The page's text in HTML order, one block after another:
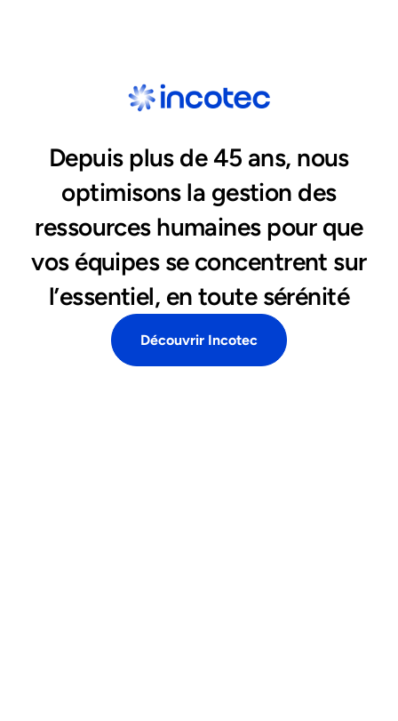
Depuis plus de 45 ans, nous
optimisons la gestion des
ressources humaines pour que
vos équipes se concentrent sur
l’essentiel, en toute sérénité
Découvrir Incotec